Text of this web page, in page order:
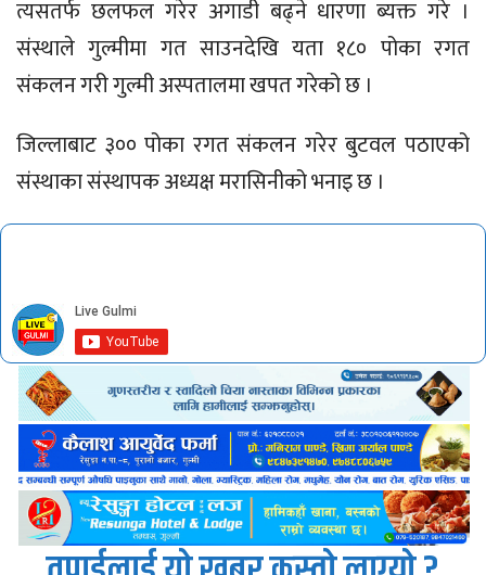
त्यसतर्फ छलफल गरेर अगाडी बढ्ने धारणा ब्यक्त गरे ।
संस्थाले गुल्मीमा गत साउनदेखि यता १८० पोका रगत
संकलन गरी गुल्मी अस्पतालमा खपत गरेको छ ।
जिल्लाबाट ३०० पोका रगत संकलन गरेर बुटवल पठाएको
संस्थाका संस्थापक अध्यक्ष मरासिनीको भनाइ छ ।